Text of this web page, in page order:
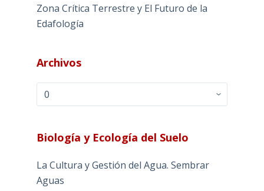
Zona Crítica Terrestre y El Futuro de la
Edafología
Archivos
Archivos
Biología y Ecología del Suelo
La Cultura y Gestión del Agua. Sembrar
Aguas